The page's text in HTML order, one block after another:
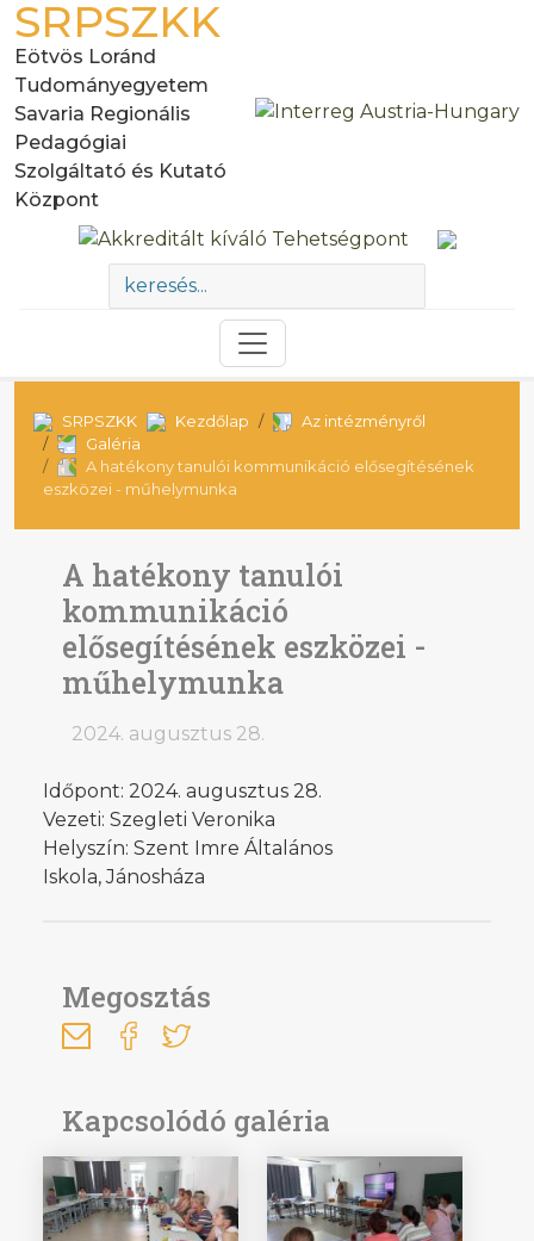
SRPSZKK
Eötvös Loránd
Tudományegyetem
Savaria Regionális
Pedagógiai
Szolgáltató és Kutató
Központ
SRPSZKK Kezdőlap
Az intézményről
Galéria
A hatékony tanulói kommunikáció elősegítésének
eszközei - műhelymunka
A hatékony tanulói
kommunikáció
elősegítésének eszközei -
műhelymunka
2024. augusztus 28.
Időpont: 2024. augusztus 28.
Vezeti: Szegleti Veronika
Helyszín: Szent Imre Általános
Iskola, Jánosháza
Megosztás
Kapcsolódó galéria